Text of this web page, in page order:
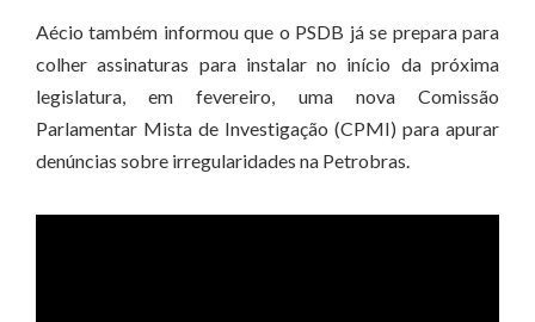
Aécio também informou que o PSDB já se prepara para
colher assinaturas para instalar no início da próxima
legislatura, em fevereiro, uma nova Comissão
Parlamentar Mista de Investigação (CPMI) para apurar
denúncias sobre irregularidades na Petrobras.